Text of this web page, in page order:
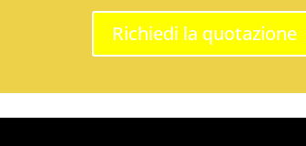
Richiedi la quotazione